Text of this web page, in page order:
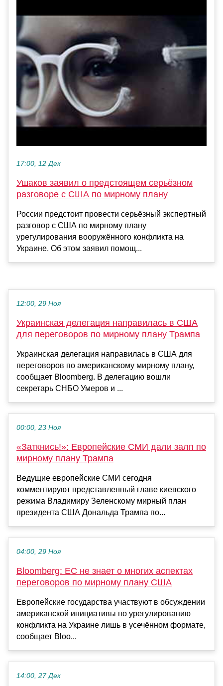
17:00, 12 Дек
Ушаков заявил о предстоящем серьёзном
разговоре с США по мирному плану
России предстоит провести серьёзный экспертный
разговор с США по мирному плану
урегулирования вооружённого конфликта на
Украине. Об этом заявил помощ...
12:00, 29 Ноя
Украинская делегация направилась в США
для переговоров по мирному плану Трампа
Украинская делегация направилась в США для
переговоров по американскому мирному плану,
сообщает Bloomberg. В делегацию вошли
секретарь СНБО Умеров и ...
00:00, 23 Ноя
«Заткнись!»: Европейские СМИ дали залп по
мирному плану Трампа
Ведущие европейские СМИ сегодня
комментируют представленный главе киевского
режима Владимиру Зеленскому мирный план
президента США Дональда Трампа по...
04:00, 29 Ноя
Bloomberg: ЕС не знает о многих аспектах
переговоров по мирному плану США
Европейские государства участвуют в обсуждении
американской инициативы по урегулированию
конфликта на Украине лишь в усечённом формате,
сообщает Bloo...
14:00, 27 Дек